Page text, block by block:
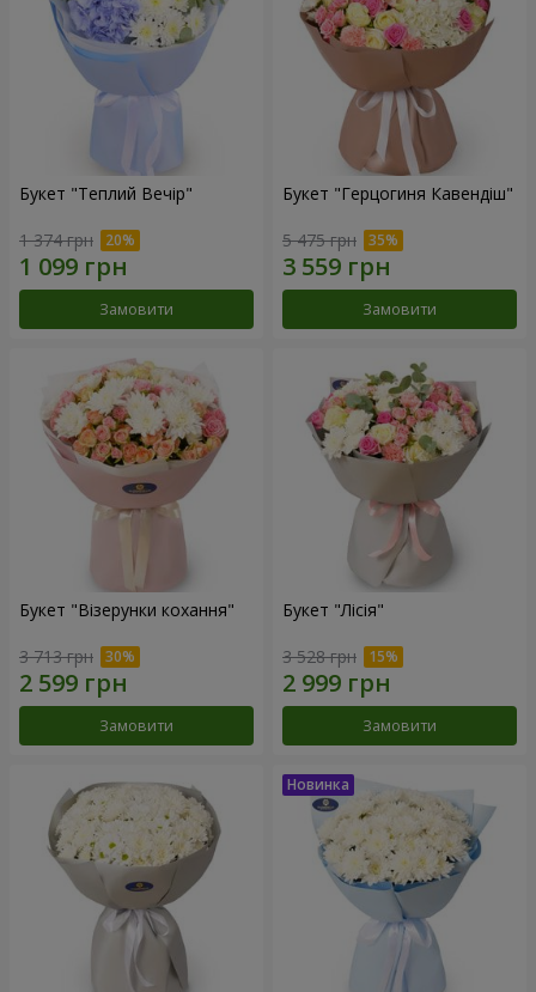
Букет "Теплий Вечір"
1 374 грн
Замовити
Букет "Герцогиня Кавендіш"
5 475 грн
Замовити
Букет "Візерунки кохання"
3 713 грн
Замовити
Букет "Лісія"
3 528 грн
Замовити